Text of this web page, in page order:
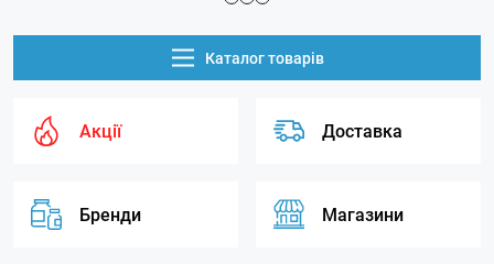
Каталог товарів
Акції Доставка
Бренди Магазини